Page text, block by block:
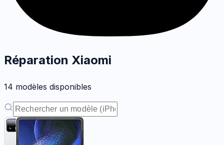
Réparation Xiaomi
14 modèles disponibles